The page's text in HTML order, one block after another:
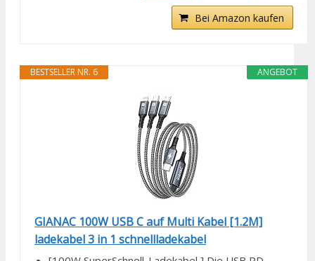
Bei Amazon kaufen
ANGEBOT
BESTSELLER NR. 6
GIANAC 100W USB C auf Multi Kabel [1.2M]
ladekabel 3 in 1 schnellladekabel